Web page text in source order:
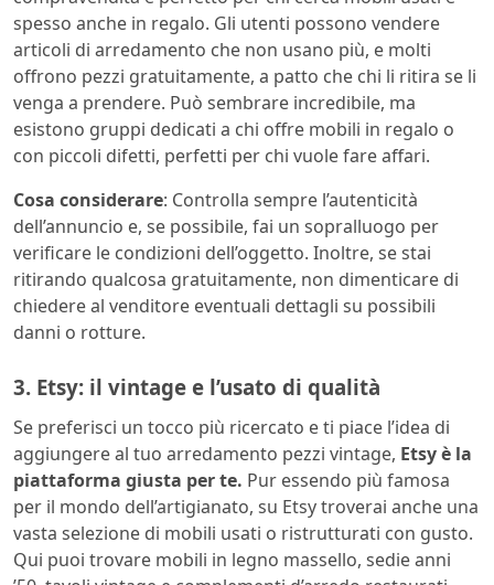
spesso anche in regalo. Gli utenti possono vendere
articoli di arredamento che non usano più, e molti
offrono pezzi gratuitamente, a patto che chi li ritira se li
venga a prendere. Può sembrare incredibile, ma
esistono gruppi dedicati a chi offre mobili in regalo o
con piccoli difetti, perfetti per chi vuole fare affari.
Cosa considerare: Controlla sempre l’autenticità
dell’annuncio e, se possibile, fai un sopralluogo per
verificare le condizioni dell’oggetto. Inoltre, se stai
ritirando qualcosa gratuitamente, non dimenticare di
chiedere al venditore eventuali dettagli su possibili
danni o rotture.
3. Etsy: il vintage e l’usato di qualità
Se preferisci un tocco più ricercato e ti piace l’idea di
aggiungere al tuo arredamento pezzi vintage, Etsyè la
piattaforma giusta per te. Pur essendo più famosa
per il mondo dell’artigianato, su Etsy troverai anche una
vasta selezione di mobili usati o ristrutturati con gusto.
Qui puoi trovare mobili in legno massello, sedie anni